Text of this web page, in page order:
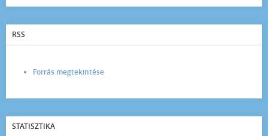
RSS
Forrás megtekintése
STATISZTIKA